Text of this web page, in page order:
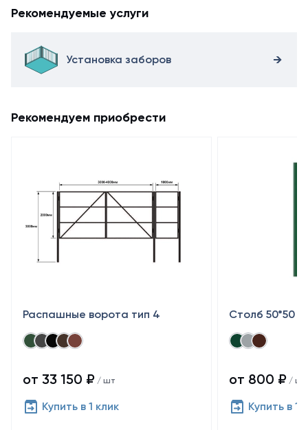
Рекомендуемые услуги
Установка заборов
Рекомендуем приобрести
Распашные ворота тип 4
от 33 150 ₽ / шт
Купить в 1 клик
Столб 50*50
от 800 ₽ / шт
Купить в 1